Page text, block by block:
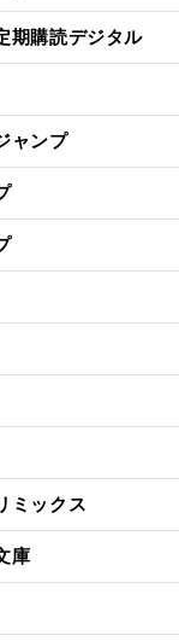
期購読デジタル
ャンプ
ミックス
庫